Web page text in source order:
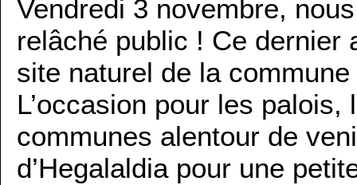
Vendredi 3 novembre,
relâché public ! Ce dernier
site naturel de la
L’occasion pour les
communes alentour de
d’Hegalaldia pour une